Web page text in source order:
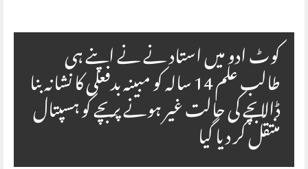
کوٹ ادو میں استاد نے نے اپنے ہی
طالب علم 14 سالہ کو مبینہ بدفعلی کا نشانہ بنا
ڈالا بچے کی حالت غیر ہونے پر بچے کو ہسپتال
منتقل کر دیا گیا